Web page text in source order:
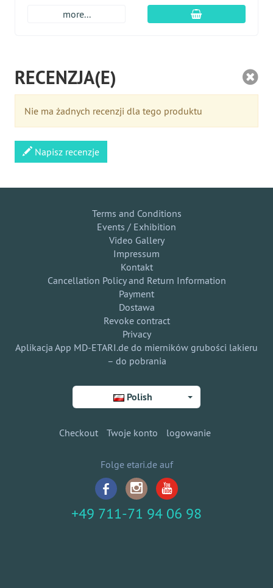
more... dodaj do
RECENZJA(E)
Nie ma żadnych recenzji dla tego produktu
Napisz recenzje
Terms and Conditions
Events / Exhibition
Video Gallery
Impressum
Kontakt
Cancellation Policy and Return Information
Payment
Dostawa
Revoke contract
Privacy
Aplikacja App MD-ETARI.de do mierników grubości lakieru
– do pobrania
Polish
Checkout Twoje konto logowanie
Folge etari.de auf
+49 711-71 94 06 98